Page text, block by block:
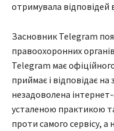
отримувала
Засновник Telegram
правоохоронних
Telegram має
приймає і відповідає
незадоволена
усталеною практикою
проти самого сервісу,